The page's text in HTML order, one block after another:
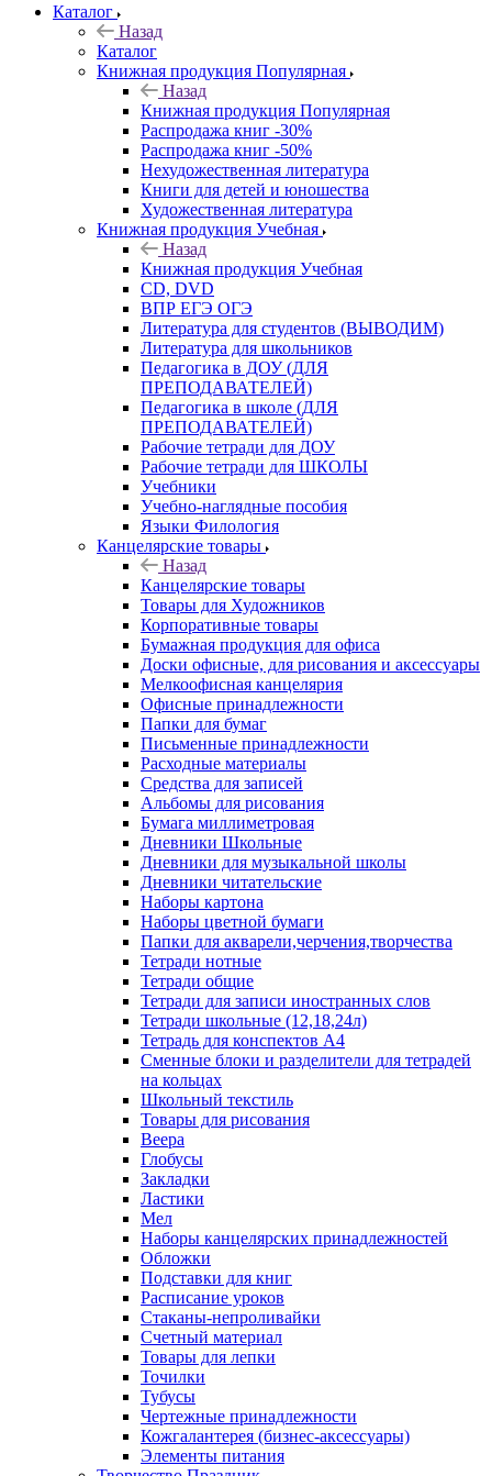
Каталог
Назад
Каталог
Книжная продукция Популярная
Назад
Книжная продукция Популярная
Распродажа книг -30%
Распродажа книг -50%
Нехудожественная литература
Книги для детей и юношества
Художественная литература
Книжная продукция Учебная
Назад
Книжная продукция Учебная
CD, DVD
ВПР ЕГЭ ОГЭ
Литература для студентов (ВЫВОДИМ)
Литература для школьников
Педагогика в ДОУ (ДЛЯ
ПРЕПОДАВАТЕЛЕЙ)
Педагогика в школе (ДЛЯ
ПРЕПОДАВАТЕЛЕЙ)
Рабочие тетради для ДОУ
Рабочие тетради для ШКОЛЫ
Учебники
Учебно-наглядные пособия
Языки Филология
Канцелярские товары
Назад
Канцелярские товары
Товары для Художников
Корпоративные товары
Бумажная продукция для офиса
Доски офисные, для рисования и аксессуары
Мелкоофисная канцелярия
Офисные принадлежности
Папки для бумаг
Письменные принадлежности
Расходные материалы
Средства для записей
Альбомы для рисования
Бумага миллиметровая
Дневники Школьные
Дневники для музыкальной школы
Дневники читательские
Наборы картона
Наборы цветной бумаги
Папки для акварели,черчения,творчества
Тетради нотные
Тетради общие
Тетради для записи иностранных слов
Тетради школьные (12,18,24л)
Тетрадь для конспектов А4
Сменные блоки и разделители для тетрадей
на кольцах
Школьный текстиль
Товары для рисования
Веера
Глобусы
Закладки
Ластики
Мел
Наборы канцелярских принадлежностей
Обложки
Подставки для книг
Расписание уроков
Стаканы-непроливайки
Счетный материал
Товары для лепки
Точилки
Тубусы
Чертежные принадлежности
Кожгалантерея (бизнес-аксессуары)
Элементы питания